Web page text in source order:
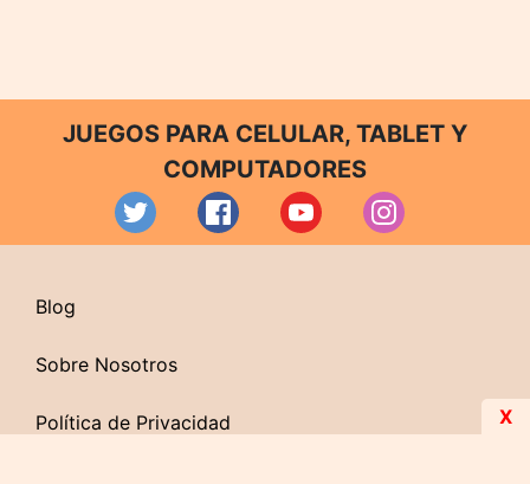
JUEGOS PARA CELULAR, TABLET Y
COMPUTADORES
Blog
Sobre Nosotros
Política de Privacidad X